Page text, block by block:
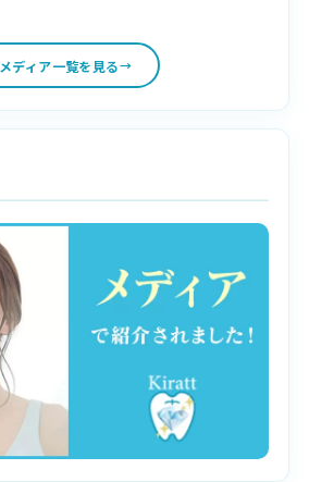
メディア一覧を見る